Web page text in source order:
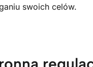
swoich celów.